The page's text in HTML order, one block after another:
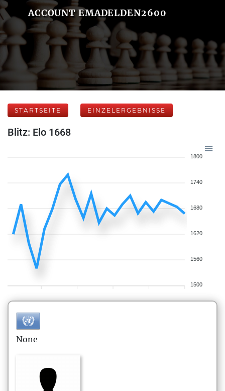
ACCOUNT EMADELDEN2600
STARTSEITE EINZELERGEBNISSE
Blitz: Elo 1668
1800
1740
1680
1620
1560
1500
None